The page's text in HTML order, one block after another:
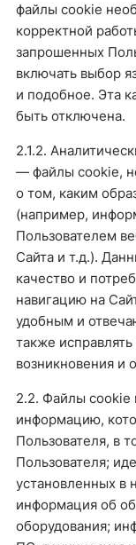
файлы cookie
корректной
запрошенных
включать выбор
и подобное. Эта
быть отключена.
2.1.2.
— файлы cookie,
о том, каким
(например,
Пользователем
Сайта и т.д.).
качество и
навигацию на
удобным и
также
возникновения и
2.2. Файлы cookie
информацию,
Пользователя, в
Пользователя;
установленных в
информация об
оборудования;